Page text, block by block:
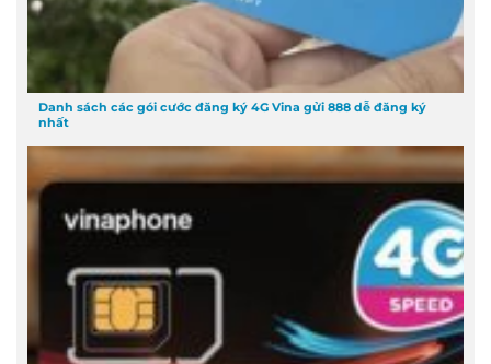
Danh sách các gói cước đăng ký 4G Vina gửi 888 dễ đăng ký
nhất